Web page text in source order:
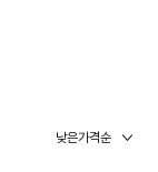
낮은가격순